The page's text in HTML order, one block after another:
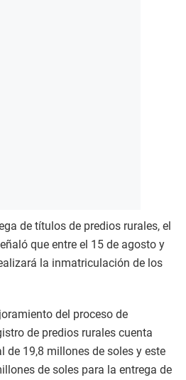
de títulos de predios rurales, el
que entre el 15 de agosto y
la inmatriculación de los
del proceso de
de predios rurales cuenta
de 19,8 millones de soles y este
de soles para la entrega de